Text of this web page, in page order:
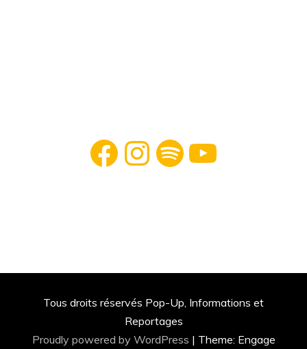
Facebook InstagramSpotify YouTube
Tous droits réservés Pop-Up, Informations et
Reportages
Proudly powered by WordPress | Theme: Engage